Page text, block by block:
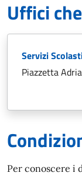
Uffici
Servizi
Piazzetta
Per conoscere i